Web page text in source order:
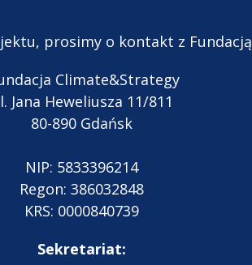
, prosimyo kontakt z Fundacją
Climate&Strategy
Jana Heweliusza 11/811
80-890 Gdańsk
NIP: 5833396214
Regon: 386032848
KRS: 0000840739
Sekretariat: